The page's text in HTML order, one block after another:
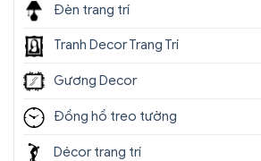
Đèn trang trí
Tranh Decor Trang Trí
Gương Decor
Đồng hồ treo tường
Décor trang trí